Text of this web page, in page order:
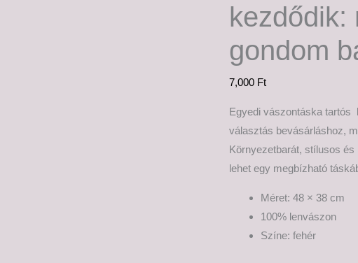
kezdődik:
gondom
7,000 Ft
Egyedi vászontáska tartós
választás bevásárláshoz,
Környezetbarát, stílusos
lehet egy megbízható
Méret: 48 × 38 cm
100% lenvászon
Színe: fehér